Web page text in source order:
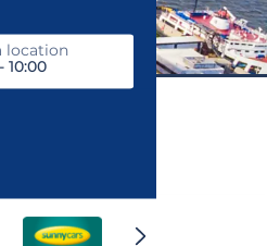
location